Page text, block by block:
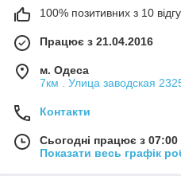
100% позитивних з 10
Працює з 21.04.2016
м. Одеса
7км . Улица заводская
Контакти
Сьогодні працює з
Показати весь графік